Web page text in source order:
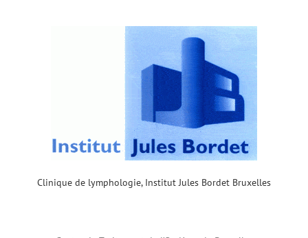
Clinique de lymphologie, Institut Jules Bordet Bruxelles